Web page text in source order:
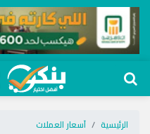
الرئيسية آسعار العملات